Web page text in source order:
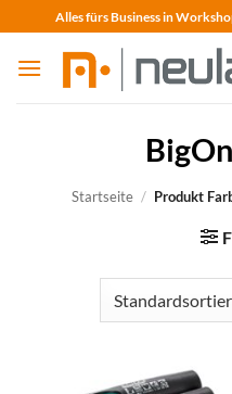
to
content
Alles fürs Business in
Startseite / Produkt